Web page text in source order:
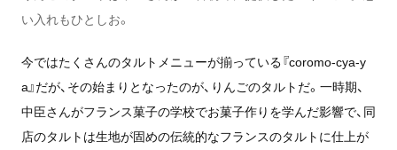
い入れもひとしお。
今ではたくさんのタルトメニューが揃っている『coromo-cya-y
a』だが、その始まりとなったのが、 りんごのタルトだ。一時期、
中臣さんがフランス菓子の学校でお菓子作りを学んだ影響で、同
店のタルトは生地が固めの伝統的なフランスのタルトに仕上が